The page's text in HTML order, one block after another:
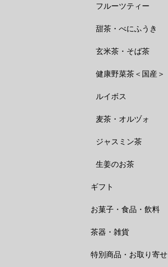
フルーツティー
甜茶・べにふうき
玄米茶・そば茶
健康野菜茶＜国産＞
ルイボス
麦茶・オルヅォ
ジャスミン茶
生姜のお茶
ギフト
お菓子・食品・飲料
茶器・雑貨
特別商品・お取り寄せ